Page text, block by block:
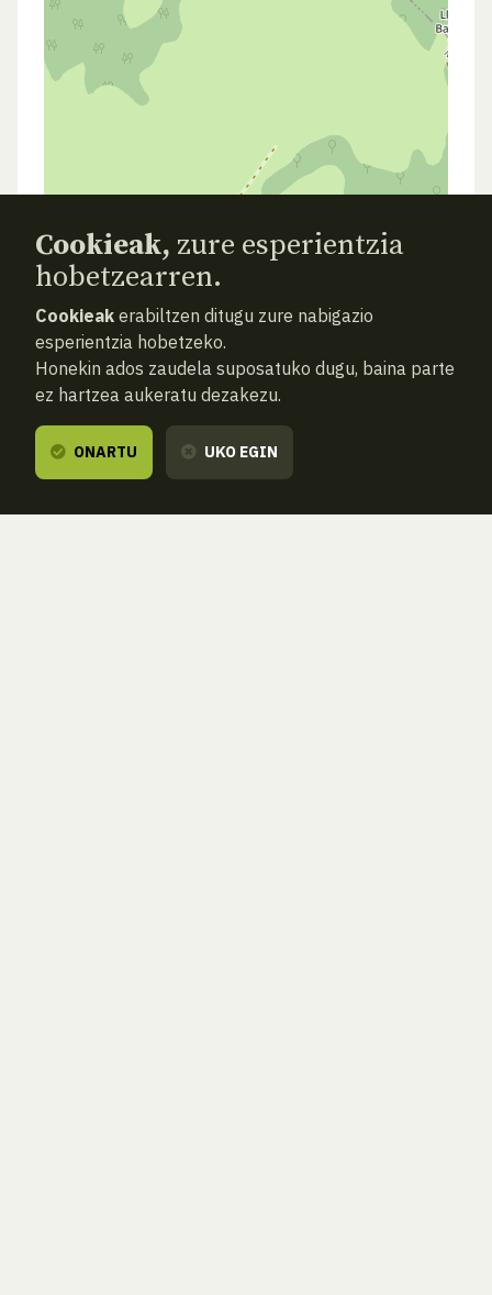
Cookieak, zure esperientzia
hobetzearren.
Cookieak erabiltzen ditugu zure nabigazio
esperientzia hobetzeko.
Honekin ados zaudela suposatuko dugu, baina parte
ez hartzea aukeratu dezakezu.
ONARTU UKO EGIN